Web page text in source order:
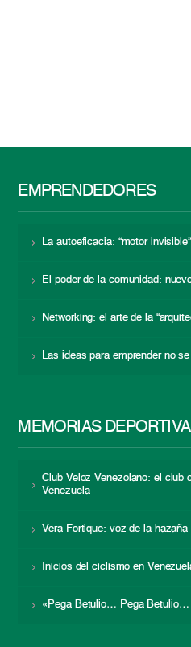
EMPRENDEDORES
La autoeficacia: “motor
El poder de la comunidad:
Networking: el arte de la
Las ideas para emprender no
MEMORIAS
Club Veloz Venezolano: el club
Venezuela
Vera Fortique: voz de la hazaña
Inicios del ciclismo en
«Pega Betulio… Pega Betulio…